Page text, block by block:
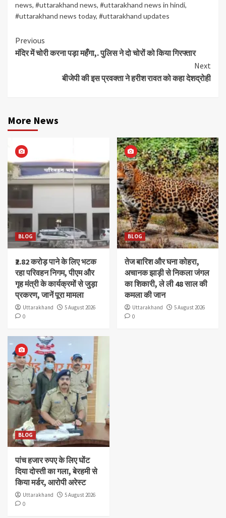
news, #uttarakhand news, #uttarakhand news in hindi,
#uttarakhand news today, #uttarakhand updates
Continue
Reading
Previous
मंदिर में चोरी करना पड़ा महँगा,. पुलिस ने दो चोरों को किया गिरफ्तार
Next
बीजेपी की इस प्रवक्ता ने हरीश रावत को कहा देशद्रोही
More News
BLOG
₹2.82 करोड़ पाने के लिए भटक
रहा परिवहन निगम, पीएम और
गृह मंत्री के कार्यक्रमों से जुड़ा
प्रकरण, जानें पूरा मामला
Uttarakhand
5 August 2026
0
BLOG
तेज बारिश और घना कोहरा,
अचानक झाड़ी से निकला जंगल
का शिकारी, ले ली 48 साल की
कमला की जान
Uttarakhand
5 August 2026
0
BLOG
पांच हजार रुपए के लिए घोंट
दिया दोस्ती का गला, बेरहमी से
किया मर्डर, आरोपी अरेस्ट
Uttarakhand
5 August 2026
0